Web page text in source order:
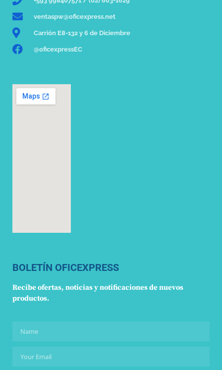
ventaspw@oficexpress.net
Carrión E8-132 y 6 de Diciembre
@oficexpressEC
BOLETÍN OFICEXPRESS
Recibe ofertas, noticias y notificaciones de nuevos
productos.